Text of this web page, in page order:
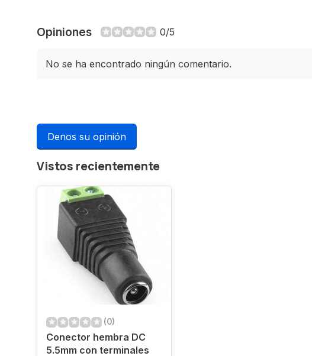
Opiniones 0/5
No se ha encontrado ningún comentario.
Denos su opinión
Vistos recientemente
(0)
Conector hembra DC
5.5mm con terminales